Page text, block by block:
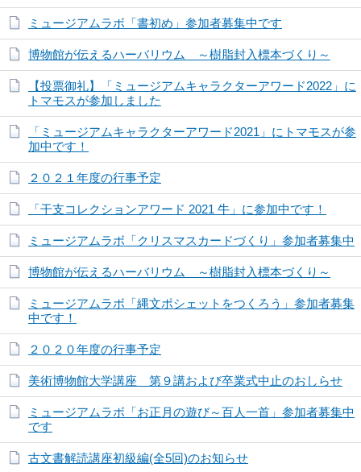
ミュージアムラボ「書初め」参加者募集中です
博物館が伝えるハーバリウム ～樹脂封入標本づくり～
【投票御礼】「ミュージアムキャラクターアワード2022」に
トマモスが参加しました
「ミュージアムキャラクターアワード2021」にトマモスが参
加中です！
２０２１年度の行事予定
「干支コレクションアワード 2021 牛」に参加中です！
ミュージアムラボ「クリスマスカードづくり」参加者募集中
博物館が伝えるハーバリウム ～樹脂封入標本づくり～
ミュージアムラボ「縄文ポシェットをつくろう」参加者募集
中です！
２０２０年度の行事予定
美術博物館大学講座 第９講および卒業式中止のおしらせ
ミュージアムラボ「お正月の遊び～百人一首」参加者募集中
です
古文書解読講座初級編(全5回)のお知らせ